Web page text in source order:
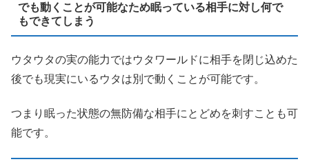
でも動くことが可能なため眠っている相手に対し何で
もできてしまう
ウタウタの実の能力ではウタワールドに相手を閉じ込めた
後でも現実にいるウタは別で動くことが可能です。
つまり眠った状態の無防備な相手にとどめを刺すことも可
能です。